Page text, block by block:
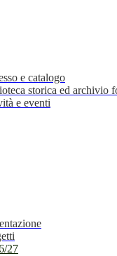
e catalogo
storica ed archivio
e eventi
27